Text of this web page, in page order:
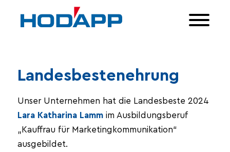
Landesbestenehrung
Unser Unternehmen hat die Landesbeste 2024
Lara Katharina Lamm im Ausbildungsberuf
„Kauffrau für Marketingkommunikation“
ausgebildet.